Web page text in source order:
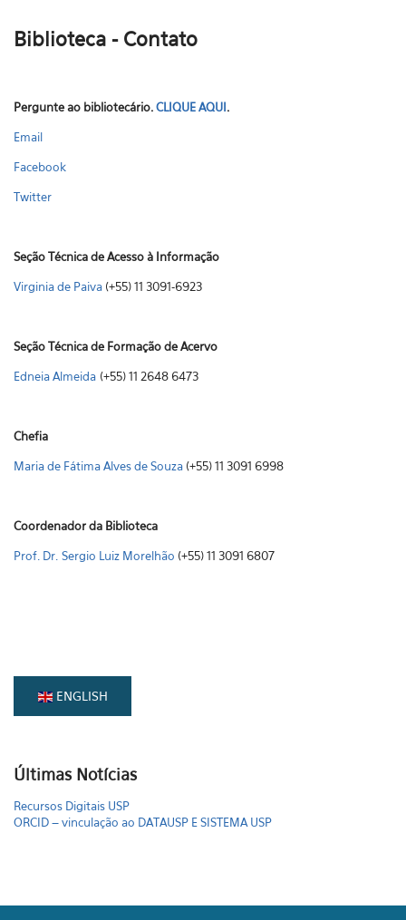
Biblioteca - Contato
Pergunte ao bibliotecário.CLIQUE AQUI.
Email
Facebook
Twitter
Seção Técnica de Acesso à Informação
Virginia de Paiva (+55) 11 3091-6923
Seção Técnica de Formação de Acervo
Edneia Almeida (+55) 11 2648 6473
Chefia
Maria de Fátima Alves de Souza (+55) 11 3091 6998
Coordenador da Biblioteca
Prof. Dr. Sergio Luiz Morelhão (+55) 11 3091 6807
ENGLISH
Últimas Notícias
Recursos Digitais USP
ORCID – vinculação ao DATAUSP E SISTEMA USP